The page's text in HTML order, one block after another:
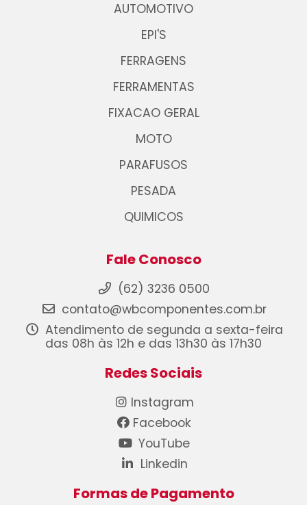
AUTOMOTIVO
EPI'S
FERRAGENS
FERRAMENTAS
FIXACAO GERAL
MOTO
PARAFUSOS
PESADA
QUIMICOS
Fale Conosco
(62) 3236 0500
contato@wbcomponentes.com.br
Atendimento de segunda a sexta-feira
das 08h às 12h e das 13h30 às 17h30
Redes Sociais
Instagram
Facebook
YouTube
Linkedin
Formas de Pagamento